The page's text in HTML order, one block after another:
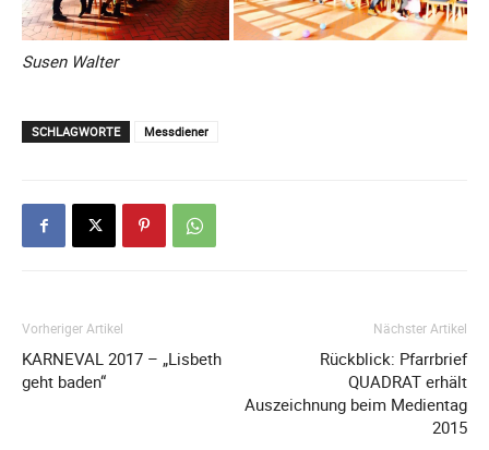
Susen Walter
SCHLAGWORTE Messdiener
Vorheriger Artikel
KARNEVAL 2017 – „Lisbeth
geht baden“
Nächster Artikel
Rückblick: Pfarrbrief
QUADRAT erhält
Auszeichnung beim Medientag
2015